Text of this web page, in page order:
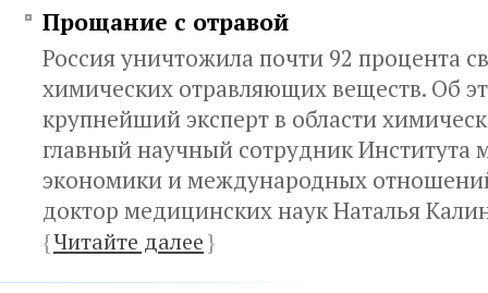
Прощание с отравой
Россия уничтожила почти 92 процента
химических отравляющих веществ. Об
крупнейший эксперт в области
главный научный сотрудник Института
экономики и международных
доктор медицинских наук Наталья
{Читайте далее}